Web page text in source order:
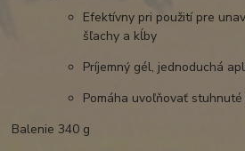
Efektívny pri použití pre
šľachy a kĺby
Príjemný gél, jednoduchá
Pomáha uvoľňovať
Balenie 340 g